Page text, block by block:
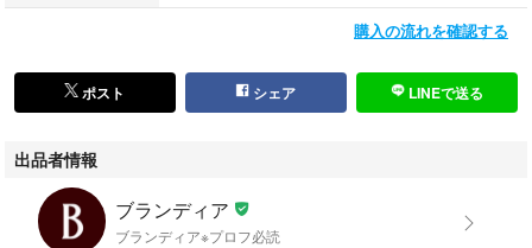
・全体的 ⇒ 小傷（毛羽立ち若干） / 薄らと汚れている / 型崩れ若干
・底面 ⇒ 角擦れ若干
・全体的 ⇒ 薄らと汚れている
【特記事項】
・保存時のニオイあり
購入の流れを確認する
ポスト シェア LINEで送る
出品者情報
ブランディア
ブランディア※プロフ必読